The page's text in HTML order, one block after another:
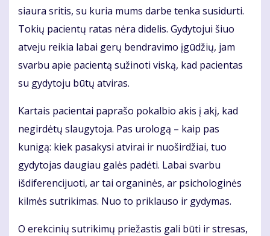
siaura sritis, su kuria mums darbe tenka susidurti.
Tokių pacientų ratas nėra didelis. Gydytojui šiuo
atveju reikia labai gerų bendravimo įgūdžių, jam
svarbu apie pacientą sužinoti viską, kad pacientas
su gydytoju būtų atviras.
Kartais pacientai paprašo pokalbio akis į akį, kad
negirdėtų slaugytoja. Pas urologą – kaip pas
kunigą: kiek pasakysi atvirai ir nuoširdžiai, tuo
gydytojas daugiau galės padėti. Labai svarbu
išdiferencijuoti, ar tai organinės, ar psichologinės
kilmės sutrikimas. Nuo to priklauso ir gydymas.
O erekcinių sutrikimų priežastis gali būti ir stresas,